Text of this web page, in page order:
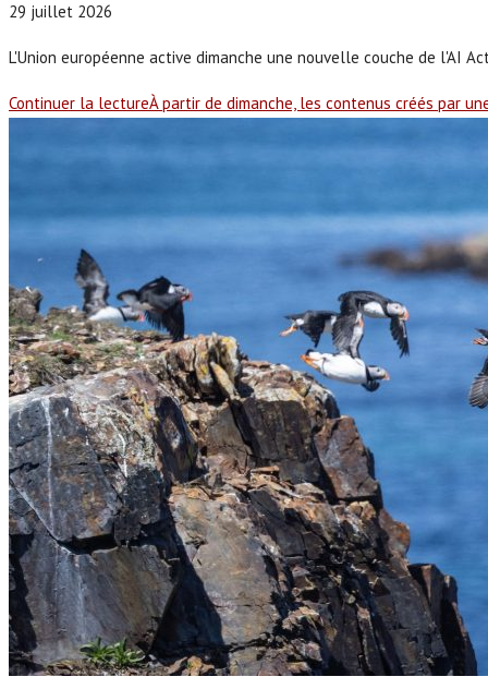
29 juillet 2026
L'Union européenne active dimanche une nouvelle couche de l'AI
Continuer la lectureÀ partir de dimanche, les contenus créés par